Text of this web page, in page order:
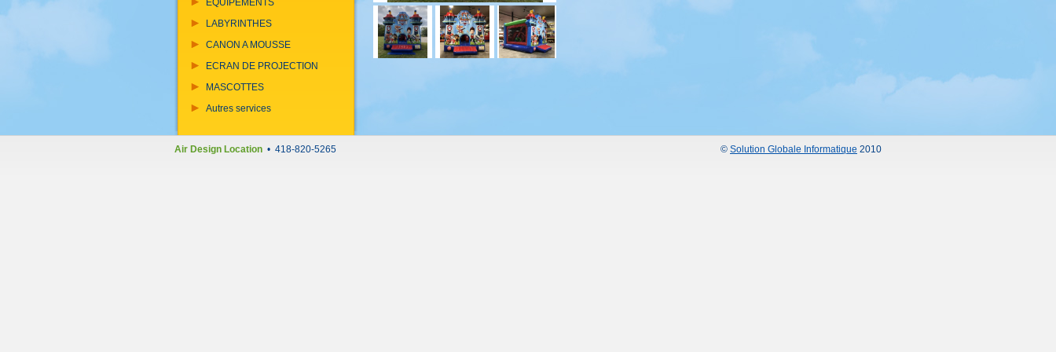
EQUIPEMENTS
LABYRINTHES
CANON A MOUSSE
ECRAN DE PROJECTION
MASCOTTES
Autres services
Air Design Location • 418-820-5265 © Solution Globale Informatique 2010